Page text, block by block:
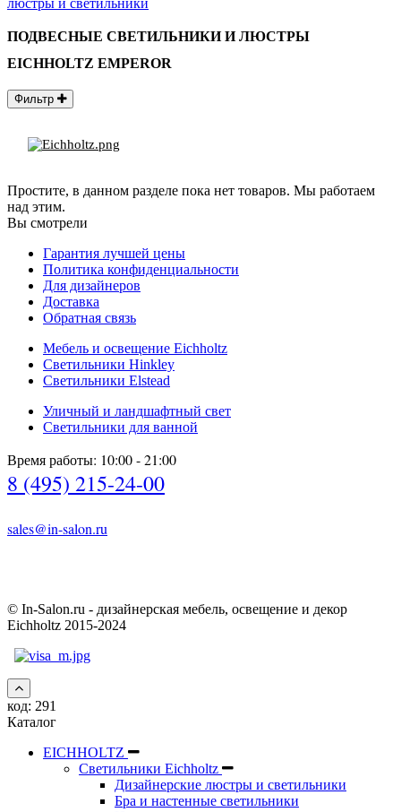
люстры и светильники
ПОДВЕСНЫЕ СВЕТИЛЬНИКИ И ЛЮСТРЫ
EICHHOLTZ EMPEROR
Фильтр
Простите, в данном разделе пока нет товаров. Мы работаем
над этим.
Вы смотрели
Гарантия лучшей цены
Политика конфиденциальности
Для дизайнеров
Доставка
Обратная связь
Мебель и освещение Eichholtz
Светильники Hinkley
Светильники Elstead
Уличный и ландшафтный свет
Светильники для ванной
Время работы: 10:00 - 21:00
8 (495) 215-24-00
sales@in-salon.ru
© In-Salon.ru - дизайнерская мебель, освещение и декор
Eichholtz 2015-2024
код: 291
Каталог
EICHHOLTZ
Светильники Eichholtz
Дизайнерские люстры и светильники
Бра и настенные светильники